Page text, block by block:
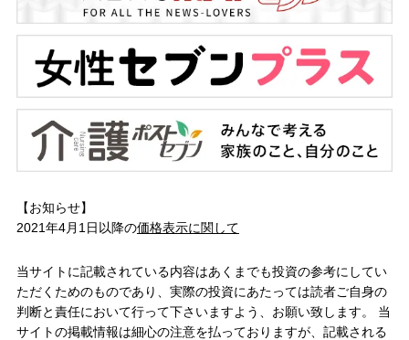
【お知らせ】
2021年4月1日以降の価格表示に関して
当サイトに記載されている内容はあくまでも投資の参考にしてい
ただくためのものであり、実際の投資にあたっては読者ご自身の
判断と責任において行って下さいますよう、お願い致します。 当
サイトの掲載情報は細心の注意を払っておりますが、記載される